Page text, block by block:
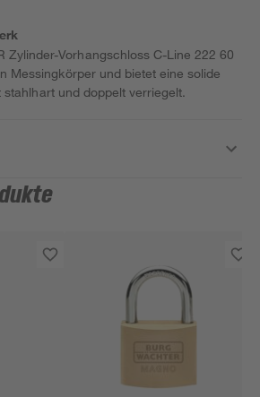
Zylinder-Vorhangschloss C-Line 222 60
Messingkörper und bietet eine solide
und doppelt verriegelt.